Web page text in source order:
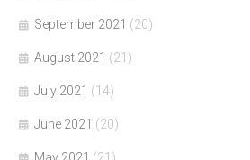
September 2021 (20)
August 2021 (21)
July 2021 (14)
June 2021 (20)